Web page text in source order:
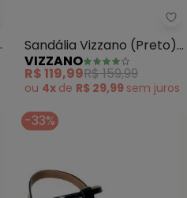
- Sandália Vizzano
Sandália Vizzano (Preto)
em Sintético
VIZZANO
R$ 119,99R$ 159,99
ou 4x de R$ 29,99 sem juros
-33%